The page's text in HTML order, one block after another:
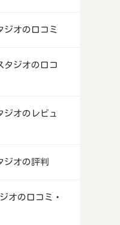
ジオの口コミ
タジオの口コ
ジオのレビュ
ジオの評判
オの口コミ・